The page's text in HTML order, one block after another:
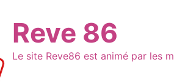
Reve 86
Le site Reve86 est animé par les